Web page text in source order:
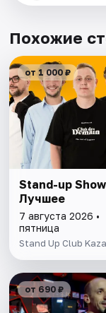
Похожие
от 1 000 ₽
Stand-up
Лучшее
7 августа 2026 •
пятница
Stand Up Club
от 690 ₽